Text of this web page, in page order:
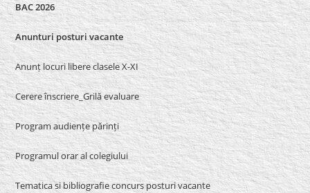
BAC 2026
Anunturi posturi vacante
Anunț locuri libere clasele X-XI
Cerere înscriere_Grilă evaluare
Program audiențe părinți
Programul orar al colegiului
Tematica si bibliografie concurs posturi vacante